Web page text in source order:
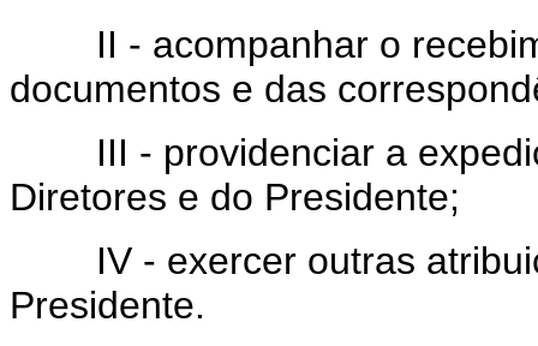
II - acompanhar o
documentos e das
III - providenciar a
Diretores e do Presidente;
IV - exercer outras
Presidente.